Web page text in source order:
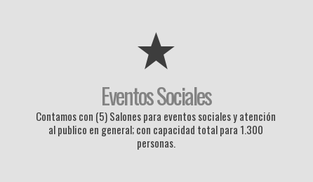
Eventos Sociales
Contamos con (5) Salones para eventos sociales y atención
al publico en general; con capacidad total para 1.300
personas.